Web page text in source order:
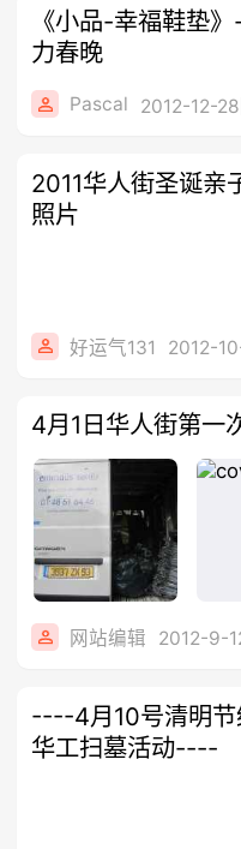
《小品-幸福鞋垫
力春晚
Pascal 2012-12-
2011华人街圣诞亲
照片
好运气131 2012-
4月1日华人街第一
网站编辑 2012-9-
----4月10号清明节
华工扫墓活动----